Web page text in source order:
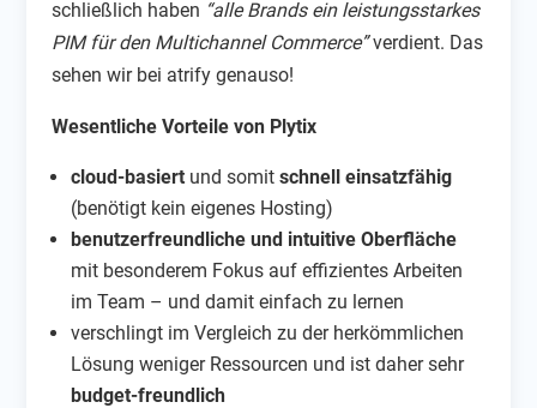
schließlich haben “alle Brands ein leistungsstarkes
PIM für den Multichannel Commerce”verdient. Das
sehen wir bei atrify genauso!
Wesentliche Vorteile von Plytix
cloud-basiertund somit schnell einsatzfähig
(benötigt kein eigenes Hosting)
benutzerfreundliche und intuitive Oberfläche
mit besonderem Fokus auf effizientes Arbeiten
im Team – und damit einfach zu lernen
verschlingt im Vergleich zu der herkömmlichen
Lösung weniger Ressourcen und ist daher sehr
budget-freundlich